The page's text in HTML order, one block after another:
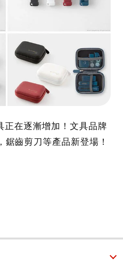
正在逐漸增加！文具品牌
齒剪刀等產品新登場！